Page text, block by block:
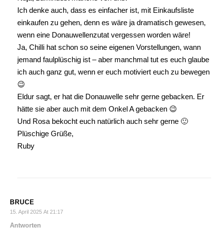
Ich denke auch, dass es einfacher ist, mit Einkaufsliste
einkaufen zu gehen, denn es wäre ja dramatisch gewesen,
wenn eine Donauwellenzutat vergessen worden wäre!
Ja, Chilli hat schon so seine eigenen Vorstellungen, wann
jemand faulplüschig ist – aber manchmal tut es euch glaube
ich auch ganz gut, wenn er euch motiviert euch zu bewegen
😉
Eldur sagt, er hat die Donauwelle sehr gerne gebacken. Er
hätte sie aber auch mit dem Onkel A gebacken 😉
Und Rosa bekocht euch natürlich auch sehr gerne 🙂
Plüschige Grüße,
Ruby
BRUCE
15. April 2025 At 21:17
Antworten